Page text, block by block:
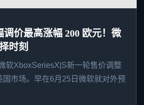
调价最高涨幅 200 欧元！微
时刻
软XboxSeriesX|S新一轮售价调整
国市场。早在6月25日微软就对外预